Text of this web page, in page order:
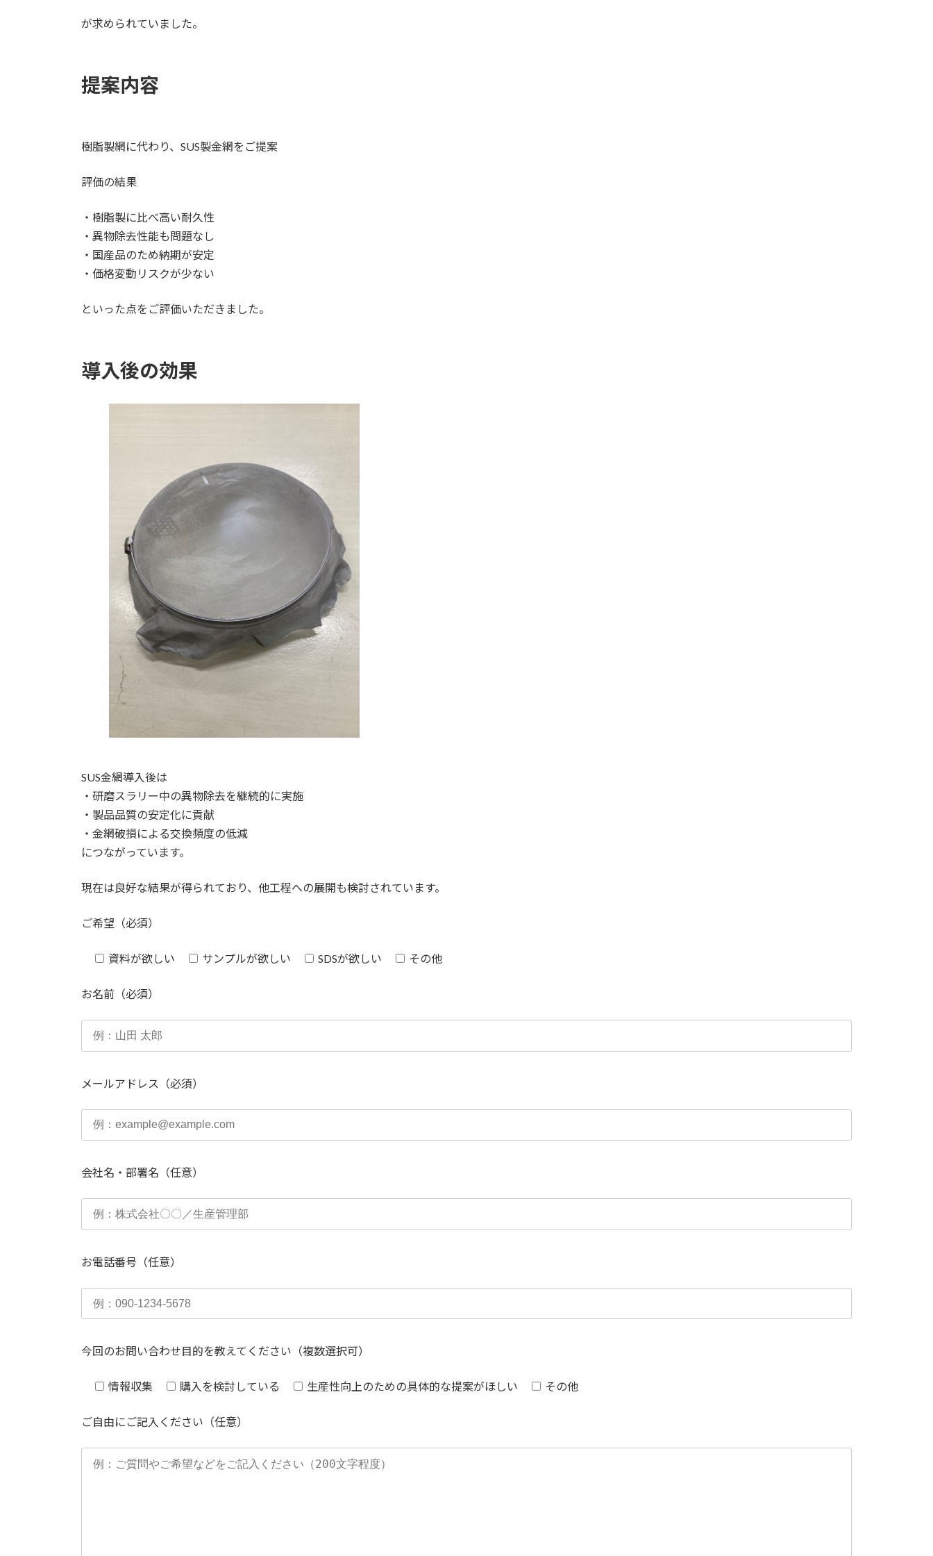
が求められていました。
提案内容
樹脂製網に代わり、SUS製金網をご提案
評価の結果
・樹脂製に比べ高い耐久性
・異物除去性能も問題なし
・国産品のため納期が安定
・価格変動リスクが少ない
といった点をご評価いただきました。
導入後の効果
SUS金網導入後は
・研磨スラリー中の異物除去を継続的に実施
・製品品質の安定化に貢献
・金網破損による交換頻度の低減
につながっています。
現在は良好な結果が得られており、他工程への展開も検討されています。
ご希望（必須）
資料が欲しい サンプルが欲しい SDSが欲しい その他
お名前（必須）
メールアドレス（必須）
会社名・部署名（任意）
お電話番号（任意）
今回のお問い合わせ目的を教えてください（複数選択可）
情報収集 購入を検討している 生産性向上のための具体的な提案がほしい その他
ご自由にご記入ください（任意）